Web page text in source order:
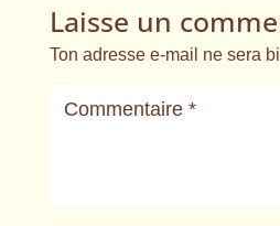
Laisse un
Ton adresse e-mail ne sera